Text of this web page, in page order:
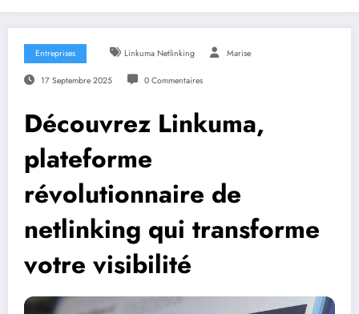
Entreprises Linkuma Netlinking Marise
17 Septembre 2025 0 Commentaires
Découvrez Linkuma,
plateforme
révolutionnaire de
netlinking qui transforme
votre visibilité